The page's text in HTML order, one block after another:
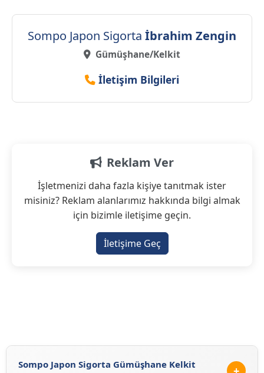
Sompo Japon Sigorta İbrahim Zengin
Gümüşhane/Kelkit
İletişim Bilgileri
Reklam Ver
İşletmenizi daha fazla kişiye tanıtmak ister
misiniz? Reklam alanlarımız hakkında bilgi almak
için bizimle iletişime geçin.
İletişime Geç
Sompo Japon Sigorta Gümüşhane Kelkit